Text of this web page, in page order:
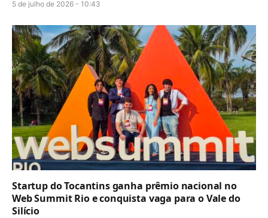
5 de julho de 2026 - 10:43
Startup do Tocantins ganha prêmio nacional no
Web Summit Rio e conquista vaga para o Vale do
Silício